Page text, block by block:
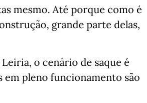
mesmo. Até porque como é
grande parte delas,
o cenário de saque é
em pleno funcionamento são